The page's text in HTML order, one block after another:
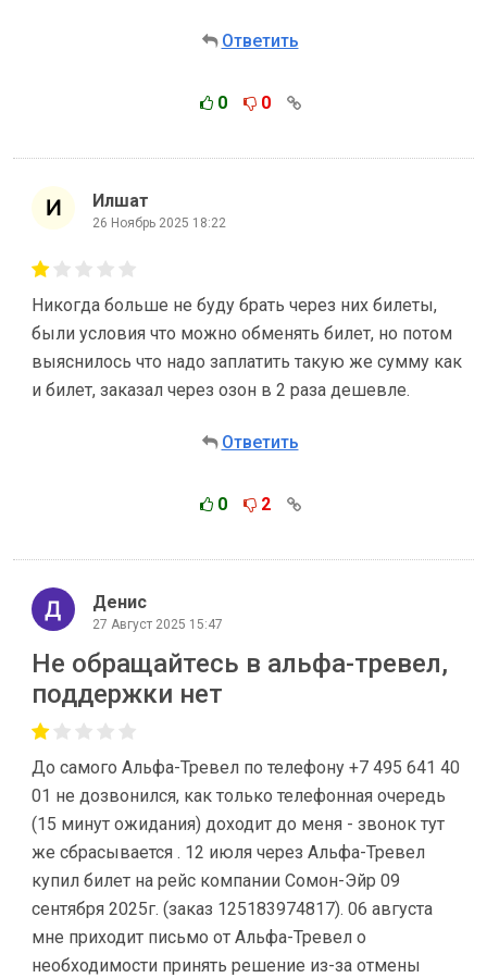
Ответить
0 0
Илшат
26 Ноябрь 2025 18:22
Никогда больше не буду брать через них билеты,
были условия что можно обменять билет, но потом
выяснилось что надо заплатить такую же сумму как
и билет, заказал через озон в 2 раза дешевле.
Ответить
0 2
Денис
27 Август 2025 15:47
Не обращайтесь в альфа-тревел,
поддержки нет
До самого Альфа-Тревел по телефону +7 495 641 40
01 не дозвонился, как только телефонная очередь
(15 минут ожидания) доходит до меня - звонок тут
же сбрасывается . 12 июля через Альфа-Тревел
купил билет на рейс компании Сомон-Эйр 09
сентября 2025г. (заказ 125183974817). 06 августа
мне приходит письмо от Альфа-Тревел о
необходимости принять решение из-за отмены